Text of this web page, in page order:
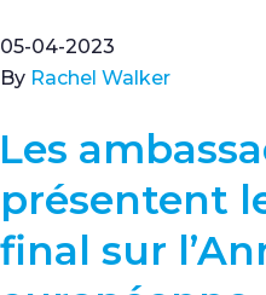
05-04-2023
By Rachel Walker
Les
présentent
final sur